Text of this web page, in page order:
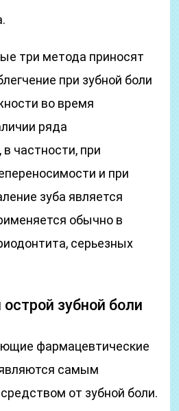
три метода приносят
при зубной боли
во время
ряда
частности, при
и при
зуба является
обычно в
серьезных
зубной боли
фармацевтические
самым
от зубной боли.